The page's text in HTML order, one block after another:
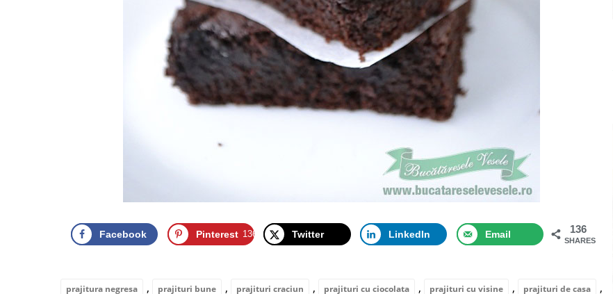
136
SHARES
Facebook Pinterest 136 Twitter LinkedIn Email
prajitura negresa , prajituri bune , prajituri craciun , prajituri cu ciocolata , prajituri cu visine , prajituri de casa ,